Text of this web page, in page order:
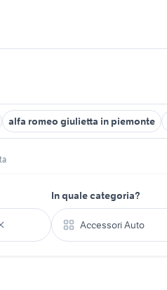
alfa romeo giulietta in piemonte
In quale categoria?
Accessori Auto